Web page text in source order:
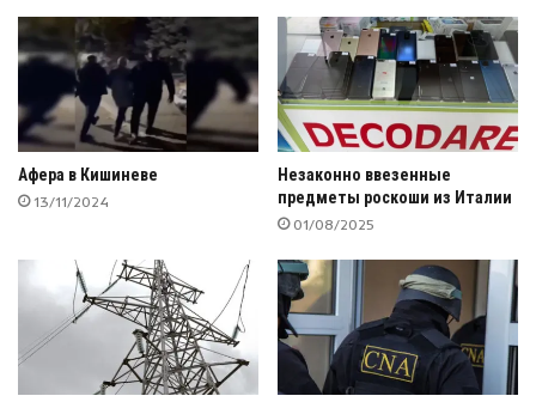
Афера в Кишиневе
13/11/2024
Незаконно ввезенные
предметы роскоши из Италии
01/08/2025